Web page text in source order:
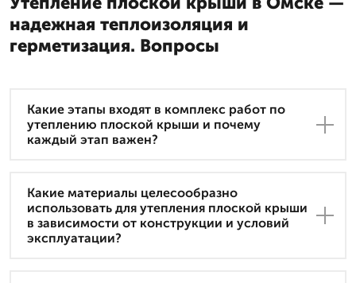
надежная теплоизоляция и
герметизация. Вопросы
Какие этапы входят в комплекс работ по
утеплению плоской крыши и почему
каждый этап важен?
Какие материалы целесообразно
использовать для утепления плоской крыши
в зависимости от конструкции и условий
эксплуатации?